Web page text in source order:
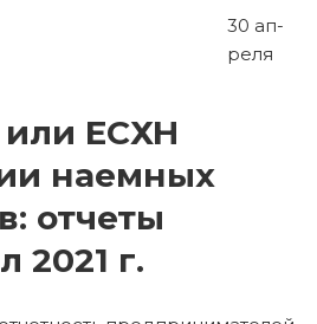
30 ап­
ре­ля
ЕСХН
наемных
отчеты
2021 г.